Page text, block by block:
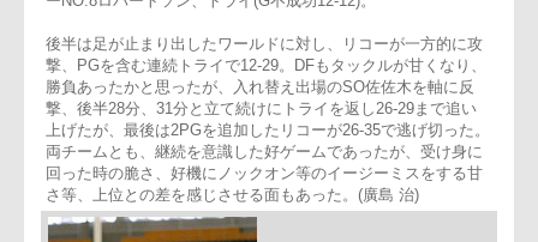
してトライ(G成功7-5)。自陣ゴール前でも積極展開するワール
ドは21分CTB13ルイヴァンドラが抜け出しトライ(G不成功12-
5)。この時間帯からワールドがリコーBKのスピードに後れを
り始め、接点で不用意な反則を繰り返す。32分ラックよりリコ
ーNO.8ロバートソン、トライ(G不成功12-12)。
後半は足が止まり出したワールドに対し、リコーが一方的に攻
撃、PGを含む連続トライで12-29。DFもタックルが甘くなり
勝負あったかと思ったが、入れ替え出場のSO佐佐木を軸に反
撃、後半28分、31分と立て続けにトライを返し26-29まで追い